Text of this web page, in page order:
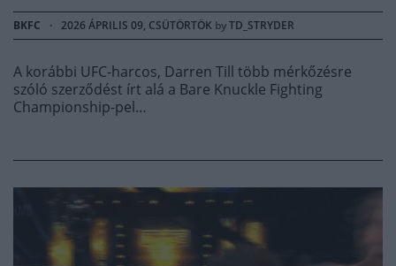
BKFC · 2026 ÁPRILIS 09, CSÜTÖRTÖK byTD_STRYDER
A korábbi UFC-harcos, Darren Till több mérkőzésre
szóló szerződést írt alá a Bare Knuckle Fighting
Championship-pel…